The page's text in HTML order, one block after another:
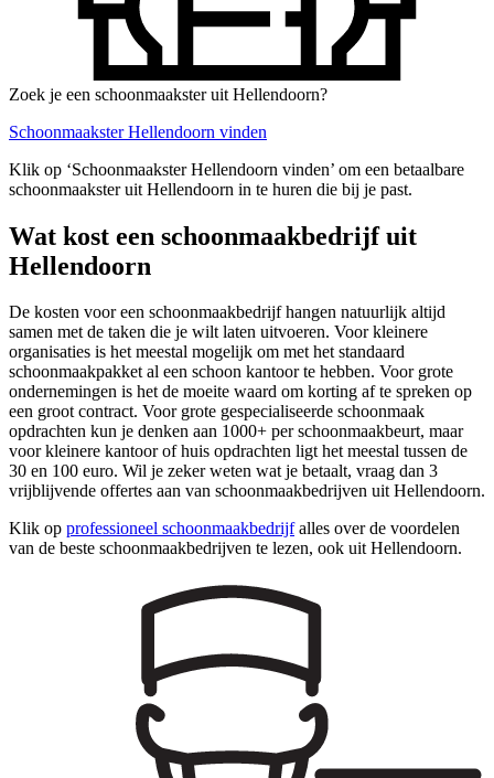
Zoek je een schoonmaakster uit Hellendoorn?
Schoonmaakster Hellendoorn vinden
Klik op ‘Schoonmaakster Hellendoorn vinden’ om een betaalbare
schoonmaakster uit Hellendoorn in te huren die bij je past.
Wat kost een schoonmaakbedrijf uit
Hellendoorn
De kosten voor een schoonmaakbedrijf hangen natuurlijk altijd
samen met de taken die je wilt laten uitvoeren. Voor kleinere
organisaties is het meestal mogelijk om met het standaard
schoonmaakpakket al een schoon kantoor te hebben. Voor grote
ondernemingen is het de moeite waard om korting af te spreken op
een groot contract. Voor grote gespecialiseerde schoonmaak
opdrachten kun je denken aan 1000+ per schoonmaakbeurt, maar
voor kleinere kantoor of huis opdrachten ligt het meestal tussen de
30 en 100 euro. Wil je zeker weten wat je betaalt, vraag dan 3
vrijblijvende offertes aan van schoonmaakbedrijven uit Hellendoorn.
Klik op professioneel schoonmaakbedrijfalles over de voordelen
van de beste schoonmaakbedrijven te lezen, ook uit Hellendoorn.